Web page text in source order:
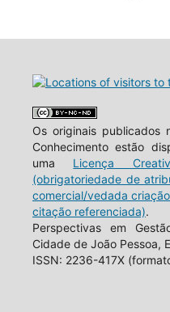
Os originais publicados
Conhecimento estão
uma Licença
(obrigatoriedade de
comercial/vedada
citação referenciada).
Perspectivas em
Cidade de João Pessoa,
ISSN: 2236-417X